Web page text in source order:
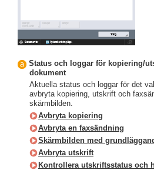
Status och loggar för kopiering/
dokument
Aktuella status och loggar för det
avbryta kopiering, utskrift och
skärmbilden.
Avbryta kopiering
Avbryta en faxsändning
Skärmbilden med
Avbryta utskrift
Kontrollera utskriftsstatus och